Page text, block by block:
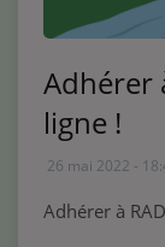
Adhérer
ligne !
26 mai 2022 -
Adhérer à